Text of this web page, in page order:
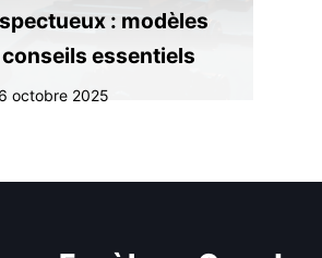
: modèles
essentiels
6 octobre 2025